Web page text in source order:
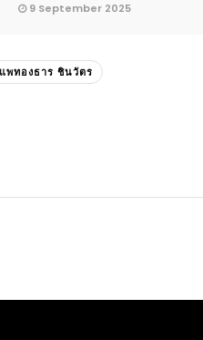
9 September 2025
พทองธาร ชินวัตร